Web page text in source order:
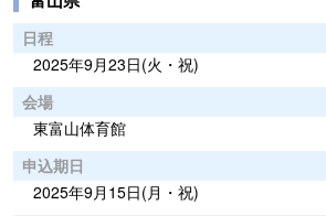
日程
2025年9月23日(火・祝)
会場
東富山体育館
申込期日
2025年9月15日(月・祝)